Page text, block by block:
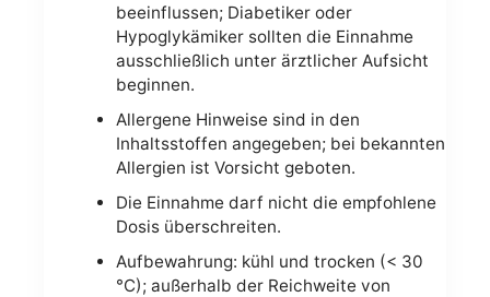
beeinflussen; Diabetiker oder
Hypoglykämiker sollten die Einnahme
ausschließlich unter ärztlicher Aufsicht
beginnen.
Allergene Hinweise sind in den
Inhaltsstoffen angegeben; bei bekannten
Allergien ist Vorsicht geboten.
Die Einnahme darf nicht die empfohlene
Dosis überschreiten.
Aufbewahrung: kühl und trocken (< 30
°C); außerhalb der Reichweite von